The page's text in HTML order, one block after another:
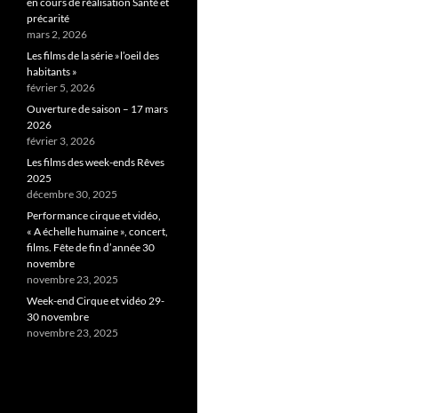
précarité
mars 2, 2026
Les films de la série »l’oeil des
habitants »
février 5, 2026
Ouverture de saison – 17 mars
2026
février 3, 2026
Les films des week-ends Rêves
2025
décembre 30, 2025
Performance cirque et vidéo,
« A échelle humaine », concert,
films. Fête de fin d’année 30
novembre
novembre 23, 2025
Week-end Cirque et vidéo 29-
30 novembre
novembre 23, 2025